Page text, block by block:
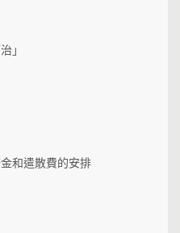
」
和遣散費的安排